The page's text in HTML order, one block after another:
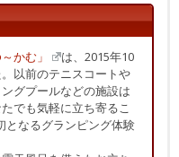
かむ」
は、2015年10
以前のテニスコートや
グプールなどの施設は
でも気軽に立ち寄るこ
なるグランピング体験